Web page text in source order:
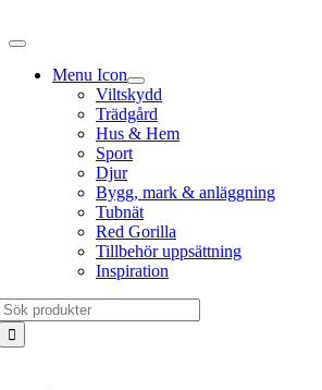
till
Menu Icon
Viltskydd
Trädgård
Hus & Hem
Sport
Djur
Bygg, mark & anläggning
Tubnät
Red Gorilla
Tillbehör uppsättning
Inspiration